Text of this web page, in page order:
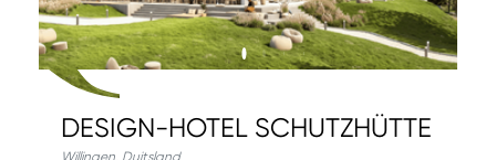
DESIGN-HOTEL SCHUTZHÜTTE
Willingen, Duitsland